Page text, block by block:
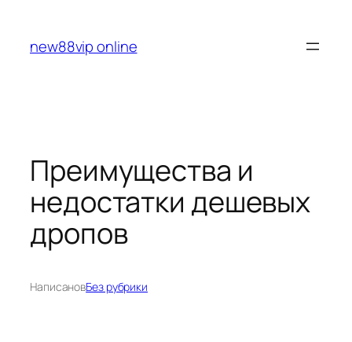
содержимому
new88vip online
Преимущества и
недостатки дешевых
дропов
НаписановБез рубрики